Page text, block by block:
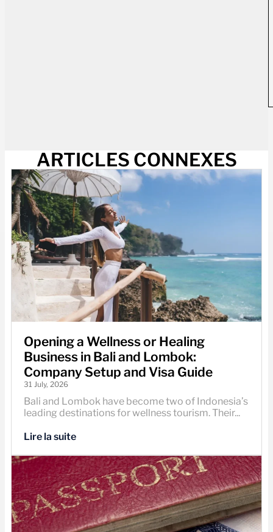
ARTICLES CONNEXES
Opening a Wellness or Healing
Business in Bali and Lombok:
Company Setup and Visa Guide
31 July, 2026
Bali and Lombok have become two of Indonesia’s
leading destinations for wellness tourism. Their...
Lire la suite